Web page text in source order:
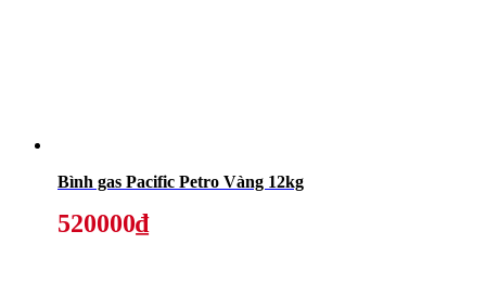
Bình gas Pacific Petro Vàng 12kg
520000₫